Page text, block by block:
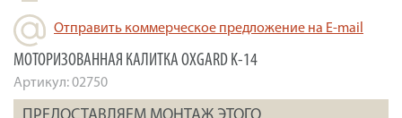
Отправить коммерческое предложение на E-mail
МОТОРИЗОВАННАЯ КАЛИТКА OXGARD K-14
Артикул:02750